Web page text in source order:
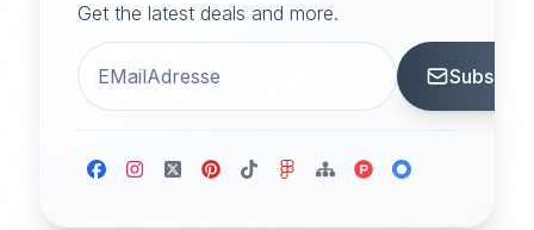
Get the latest deals and more.